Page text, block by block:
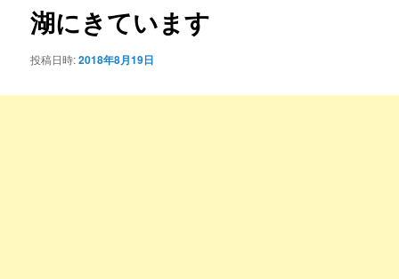
ョ
ン
湖にきています
投稿日時:2018年8月19日